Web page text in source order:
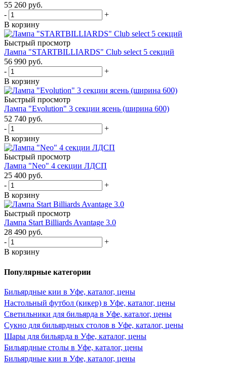
55 260 руб.
-
+
В корзину
Быстрый просмотр
Лампа "STARTBILLIARDS" Club select 5 секций
56 990 руб.
-
+
В корзину
Быстрый просмотр
Лампа "Evolution" 3 секции ясень (ширина 600)
52 740 руб.
-
+
В корзину
Быстрый просмотр
Лампа "Neo" 4 секции ЛДСП
25 400 руб.
-
+
В корзину
Быстрый просмотр
Лампа Start Billiards Avantage 3.0
28 490 руб.
-
+
В корзину
Популярные категории
Бильярдные кии в Уфе, каталог, цены
Настольный футбол (кикер) в Уфе, каталог, цены
Светильники для бильярда в Уфе, каталог, цены
Сукно для бильярдных столов в Уфе, каталог, цены
Шары для бильярда в Уфе, каталог, цены
Бильярдные столы в Уфе, каталог, цены
Бильярдные кии в Уфе, каталог, цены